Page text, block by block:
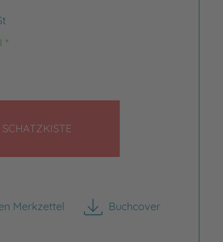
*
Merkzettel Buchcover
herunterladen